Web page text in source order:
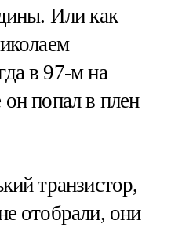
Или как
в 97-м на
попал в плен
транзистор,
отобрали, они